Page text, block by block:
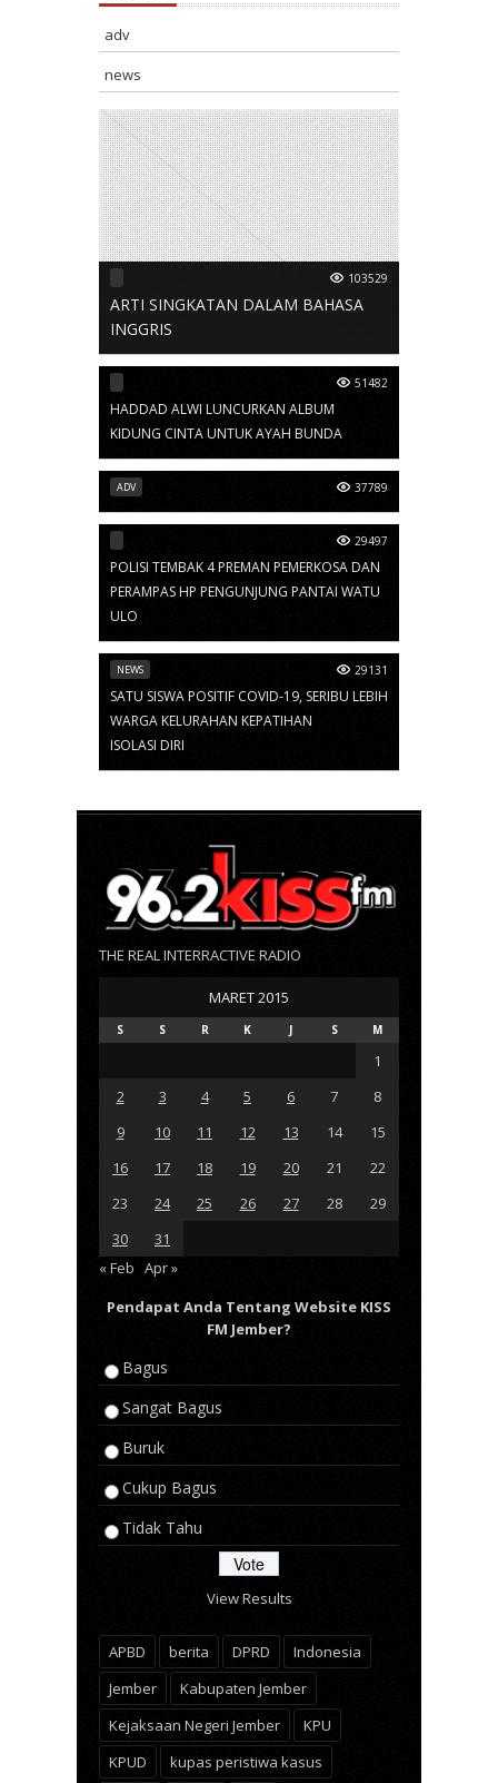
adv
news
103529
ARTI SINGKATAN DALAM BAHASA
INGGRIS
51482
HADDAD ALWI LUNCURKAN ALBUM
KIDUNG CINTA UNTUK AYAH BUNDA
ADV 37789
29497
POLISI TEMBAK 4 PREMAN PEMERKOSA DAN
PERAMPAS HP PENGUNJUNG PANTAI WATU
ULO
NEWS 29131
SATU SISWA POSITIF COVID-19, SERIBU LEBIH
WARGA KELURAHAN KEPATIHAN
ISOLASI DIRI
THE REAL INTERRACTIVE RADIO
MARET 2015
S S R K J S M
1
2
3 4 5 6 7
8
9
10 11 12 13 14
15
16
17 18 19 20 21
22
23
24 25 26 27 28
29
30
31
« Feb Apr »
Pendapat Anda Tentang Website KISS
FM Jember?
Bagus
Sangat Bagus
Buruk
Cukup Bagus
Tidak Tahu
View Results
APBD berita DPRD
Indonesia
Jember
Kabupaten Jember
Kejaksaan Negeri Jember
KPU
KPUD
kupas peristiwa kasus